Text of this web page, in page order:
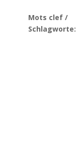
Mots clef /
Schlagworte: